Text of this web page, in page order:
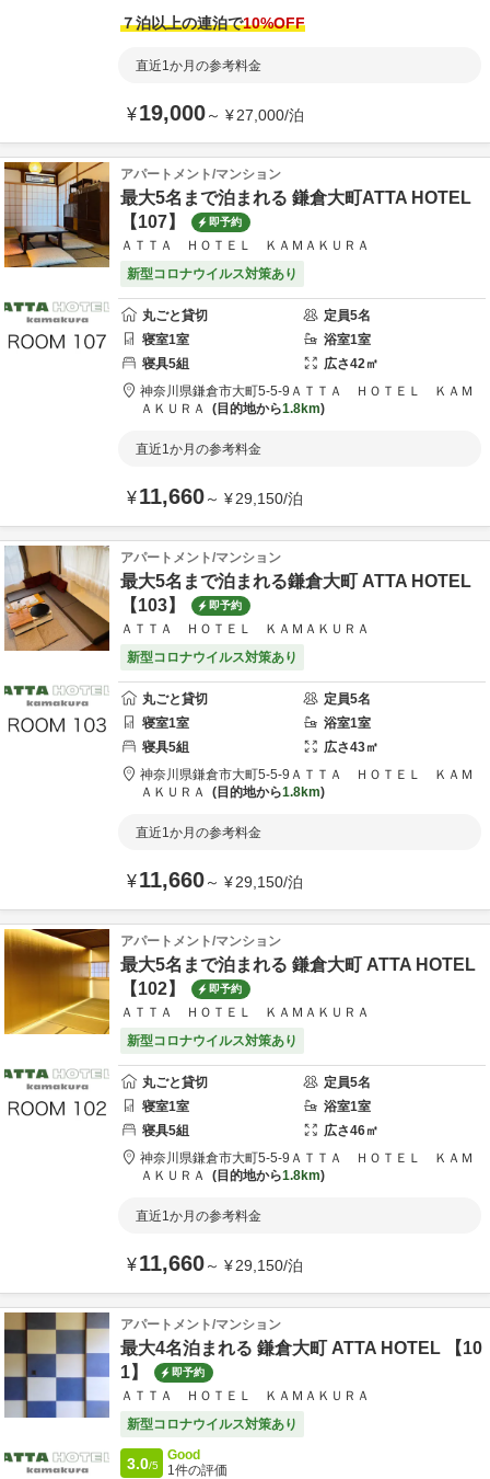
７泊以上の連泊で10%OFF
直近1か月の参考料金
¥19,000～ ¥27,000/泊
アパートメント/マンション
最大5名まで泊まれる 鎌倉大町ATTA HOTEL
【107】
即予約
ＡＴＴＡ ＨＯＴＥＬ ＫＡＭＡＫＵＲＡ
新型コロナウイルス対策あり
丸ごと貸切 定員5名
寝室1室 浴室1室
寝具5組 広さ42㎡
神奈川県鎌倉市大町5-5-9 ＡＴＴＡ ＨＯＴＥＬ ＫＡＭ
ＡＫＵＲＡ
目的地から1.8km
直近1か月の参考料金
¥11,660～ ¥29,150/泊
アパートメント/マンション
最大5名まで泊まれる鎌倉大町 ATTA HOTEL
【103】
即予約
ＡＴＴＡ ＨＯＴＥＬ ＫＡＭＡＫＵＲＡ
新型コロナウイルス対策あり
丸ごと貸切 定員5名
寝室1室 浴室1室
寝具5組 広さ43㎡
神奈川県鎌倉市大町5-5-9 ＡＴＴＡ ＨＯＴＥＬ ＫＡＭ
ＡＫＵＲＡ
目的地から1.8km
直近1か月の参考料金
¥11,660～ ¥29,150/泊
アパートメント/マンション
最大5名まで泊まれる 鎌倉大町 ATTA HOTEL
【102】
即予約
ＡＴＴＡ ＨＯＴＥＬ ＫＡＭＡＫＵＲＡ
新型コロナウイルス対策あり
丸ごと貸切 定員5名
寝室1室 浴室1室
寝具5組 広さ46㎡
神奈川県鎌倉市大町5-5-9 ＡＴＴＡ ＨＯＴＥＬ ＫＡＭ
ＡＫＵＲＡ
目的地から1.8km
直近1か月の参考料金
¥11,660～ ¥29,150/泊
アパートメント/マンション
最大4名泊まれる 鎌倉大町 ATTA HOTEL 【10
1】
即予約
ＡＴＴＡ ＨＯＴＥＬ ＫＡＭＡＫＵＲＡ
新型コロナウイルス対策あり
3.0/5
Good
1件の評価